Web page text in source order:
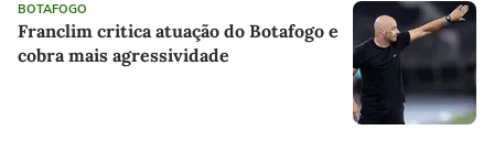
BOTAFOGO
Franclim critica atuação do Botafogo e
cobra mais agressividade